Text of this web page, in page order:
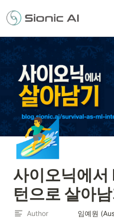
🏄‍♂️
사이오닉에서
턴으로 살아
Author
임예원